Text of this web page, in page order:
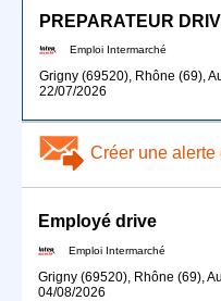
PREPARATEUR
Emploi Intermarché
Grigny (69520), Rhône (69),
22/07/2026
Créer une alerte
Employé drive
Emploi Intermarché
Grigny (69520), Rhône (69),
04/08/2026